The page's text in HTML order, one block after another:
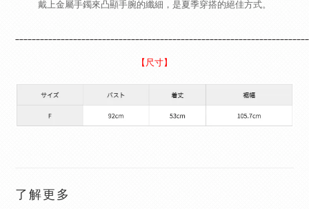
戴上金屬手鐲來凸顯手腕的纖細，是夏季穿搭的絕佳方式。
【尺寸】
了解更多